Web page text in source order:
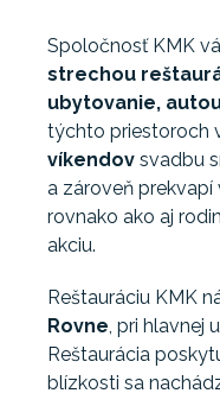
Spoločnosť KMK
strechou
ubytovanie,
týchto priestoroch
víkendov svadbu
a zároveň prekvapí
rovnako ako aj
akciu.
Reštauráciu KMK
Rovne, pri hlavnej
Reštaurácia
blízkosti sa